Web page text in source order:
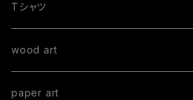
Tシャツ
手書きTシャツ
オーダーTシャツ
wood art
paper art